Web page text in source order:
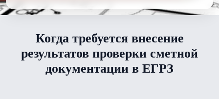
Когда требуется внесение
результатов проверки сметной
документации в ЕГРЗ